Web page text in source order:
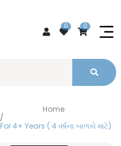
0 0
Home
For 4+ Years ( 4 વર્ષના બાળકો માટે)